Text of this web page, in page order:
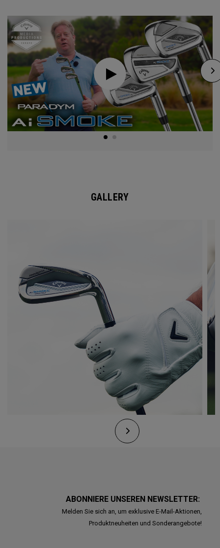
GALLERY
ABONNIERE UNSEREN NEWSLETTER:
Melden Sie sich an, um exklusive E-Mail-Aktionen,
Produktneuheiten und Sonderangebote!